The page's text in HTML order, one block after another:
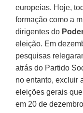
europeias. Hoje,
formação como a
dirigentes do
eleição. Em
pesquisas
atrás do Partido
no entanto, excluir
eleições gerais
em 20 de